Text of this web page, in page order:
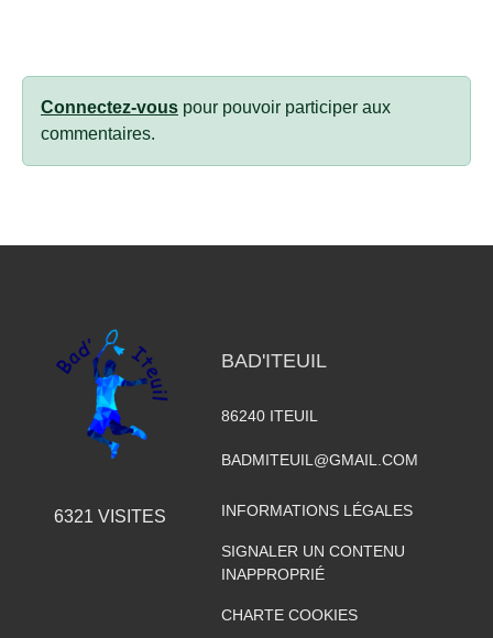
Connectez-vous pour pouvoir participer aux
commentaires.
6321 VISITES
BAD'ITEUIL
86240 ITEUIL
BADMITEUIL@GMAIL.COM
INFORMATIONS LÉGALES
SIGNALER UN CONTENU
INAPPROPRIÉ
CHARTE COOKIES